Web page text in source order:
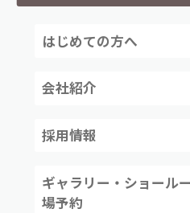
はじめての方へ
会社紹介
採用情報
ギャラリー・ショール
場予約